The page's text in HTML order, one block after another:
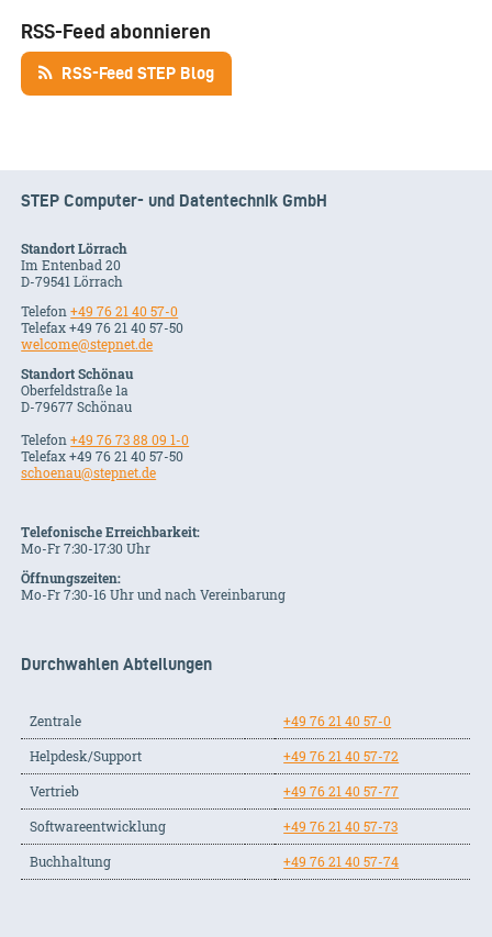
RSS-Feed abonnieren
RSS-Feed STEP Blog
STEP Computer- und Datentechnik GmbH
Standort Lörrach
Im Entenbad 20
D-79541 Lörrach
Telefon+49 76 21 40 57-0
Telefax +49 76 21 40 57-50
welcome@stepnet.de
Standort Schönau
Oberfeldstraße 1a
D-79677 Schönau
Telefon+49 76 73 88 09 1-0
Telefax +49 76 21 40 57-50
schoenau@stepnet.de
Telefonische Erreichbarkeit:
Mo-Fr 7:30-17:30 Uhr
Öffnungszeiten:
Mo-Fr 7:30-16 Uhr und nach Vereinbarung
Durchwahlen Abteilungen
Zentrale
+49 76 21 40 57-0
Helpdesk/Support
+49 76 21 40 57-72
Vertrieb
+49 76 21 40 57-77
Softwareentwicklung
+49 76 21 40 57-73
Buchhaltung
+49 76 21 40 57-74